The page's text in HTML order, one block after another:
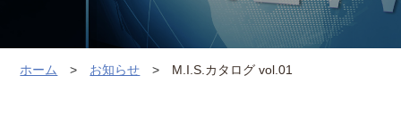
ホーム お知らせ M.I.S.カタログ vol.01